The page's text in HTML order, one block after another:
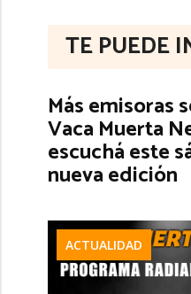
TE PUEDE
Más emisoras
Vaca Muerta
escuchá este
nueva edición
ACTUALIDAD